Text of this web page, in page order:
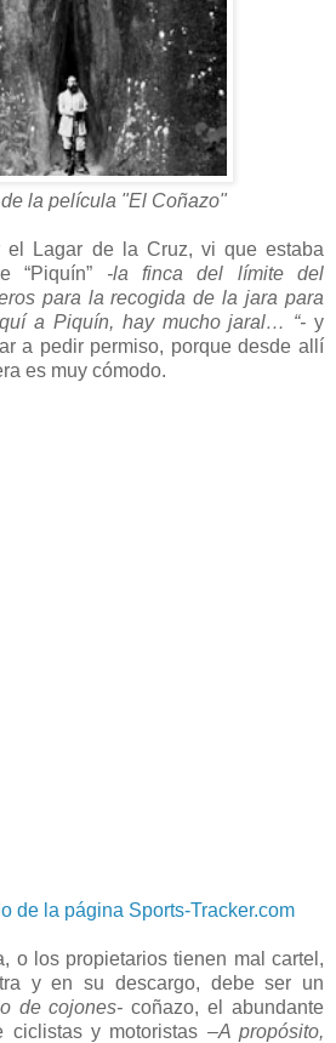
la película "El Coñazo"
el Lagar de la Cruz, vi que estaba
“Piquín” -la finca del límite del
para la recogida de la jara para
a Piquín, hay mucho jaral… “- y
a pedir permiso, porque desde allí
es muy cómodo.
de la página Sports-Tracker.com
o los propietarios tienen mal cartel,
y en su descargo, debe ser un
de cojones- coñazo, el abundante
ciclistas y motoristas –A propósito,